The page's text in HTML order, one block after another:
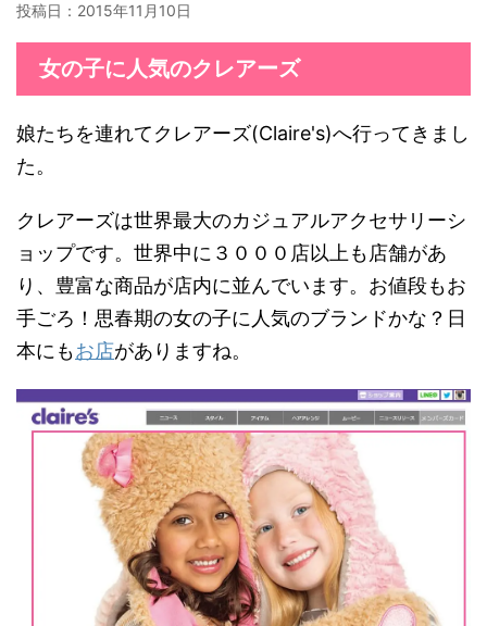
投稿日： 2015年11月10日
女の子に人気のクレアーズ
娘たちを連れてクレアーズ(Claire's)へ行ってきまし
た。
クレアーズは世界最大のカジュアルアクセサリーシ
ョップです。世界中に３０００店以上も店舗があ
り、豊富な商品が店内に並んでいます。お値段もお
手ごろ！思春期の女の子に人気のブランドかな？日
本にもお店がありますね。